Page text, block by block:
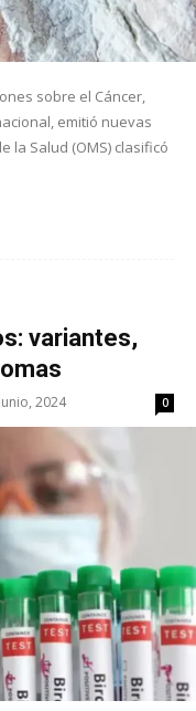
sobre el Cáncer,
emitió nuevas
la Salud (OMS) clasificó
variantes,
2024 0